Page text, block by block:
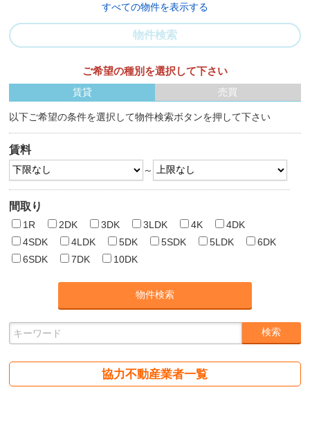
すべての物件を表示する
物件検索
ご希望の種別を選択して下さい
賃貸 売買
以下ご希望の条件を選択して物件検索ボタンを押して下さい
賃料
～
間取り
1R 2DK 3DK 3LDK 4K
4DK
4SDK
4LDK 5DK 5SDK 5LDK
6DK
6SDK
7DK 10DK
協力不動産業者一覧